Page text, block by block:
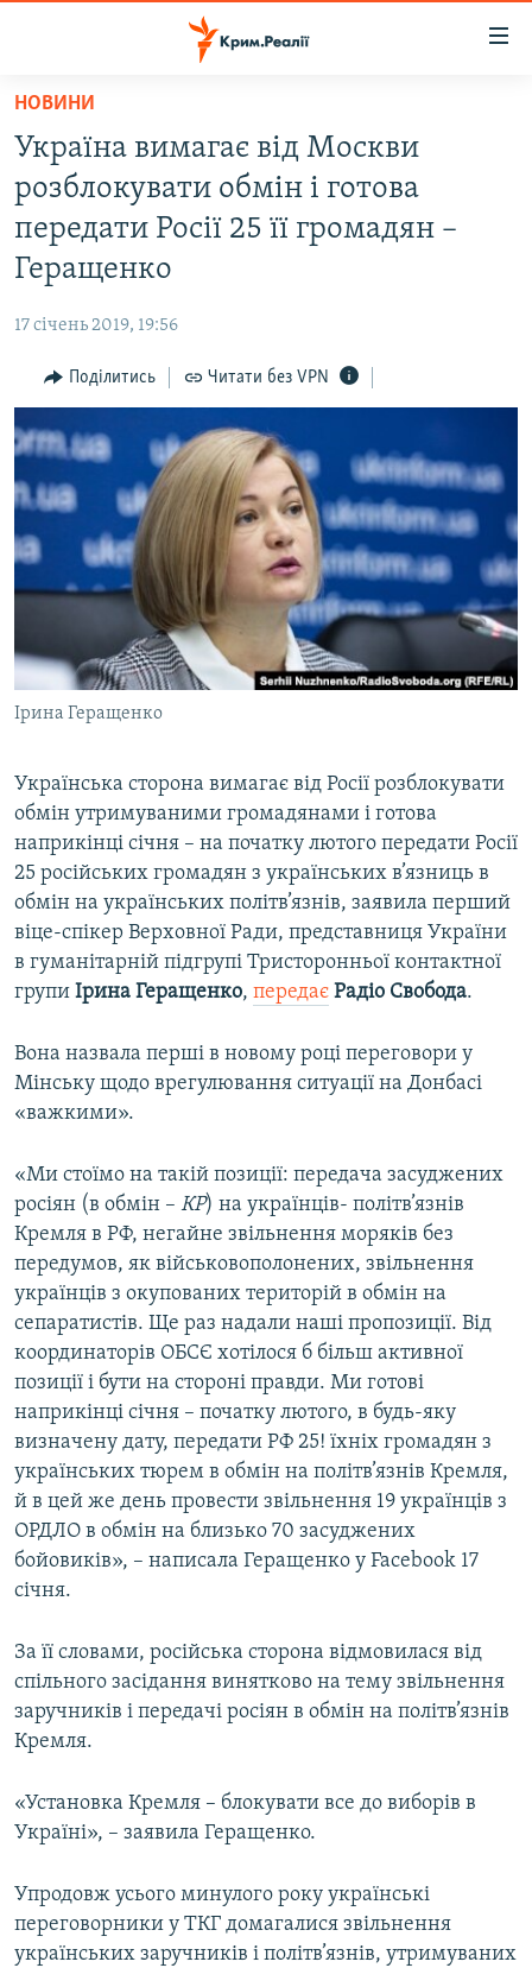
Перейти
основного
матеріалу
Перейти
до
основної
Перейти
пошуку
ВОДА.КРИМ
ВІДЕО ТА ФОТО
ПОЛІТИКА
ІНТЕРВ'Ю
ВСЕ ЗА ДЕНЬ
СПЕЦПРОЕКТИ
ДЕПОРТАЦІЯ
ВІДЕОУРОКИ «ELIFBE»
СВІДЧЕННЯ ОКУПАЦІЇ
УКРАЇНСЬКА ПРОБЛЕМА КРИМУ
ІНФОГРАФІКА
ЯК ОБІЙТИ БЛОКУВАННЯ
Русский
ДОЛУЧАЙСЯ!
Усі сайти RFE/RL
НОВИНИ
Україна вимагає від Москви
розблокувати обмін і готова
передати Росії 25 її громадян –
Геращенко
17 січень 2019, 19:56
Поділитись Читати без VPN
Ірина Геращенко
Українська сторона вимагає від Росії розблокувати
обмін утримуваними громадянами і готова
наприкінці січня – на початку лютого передати Росії
25 російських громадян з українських в’язниць в
обмін на українських політв’язнів, заявила перший
віце-спікер Верховної Ради, представниця України
в гуманітарній підгрупі Тристоронньої контактної
групи Ірина Геращенко, передає Радіо Свобода.
Вона назвала перші в новому році переговори у
Мінську щодо врегулювання ситуації на Донбасі
«важкими».
«Ми стоїмо на такій позиції: передача засуджених
росіян (в обмін – КР) на українців- політв’язнів
Кремля в РФ, негайне звільнення моряків без
передумов, як військовополонених, звільнення
українців з окупованих територій в обмін на
сепаратистів. Ще раз надали наші пропозиції. Від
координаторів ОБСЄ хотілося б більш активної
позиції і бути на стороні правди. Ми готові
наприкінці січня – початку лютого, в будь-яку
визначену дату, передати РФ 25! їхніх громадян з
українських тюрем в обмін на політв’язнів Кремля,
й в цей же день провести звільнення 19 українців з
ОРДЛО в обмін на близько 70 засуджених
бойовиків», – написала Геращенко у Facebook 17
січня.
За її словами, російська сторона відмовилася від
спільного засідання винятково на тему звільнення
заручників і передачі росіян в обмін на політв’язнів
Кремля.
«Установка Кремля – блокувати все до виборів в
Україні», – заявила Геращенко.
Упродовж усього минулого року українські
переговорники у ТКГ домагалися звільнення
українських заручників і політв’язнів, утримуваних